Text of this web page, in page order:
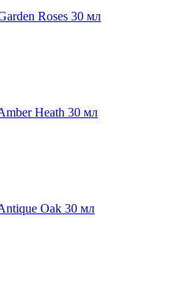
Roses 30 мл
Heath 30 мл
Oak 30 мл